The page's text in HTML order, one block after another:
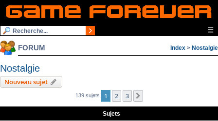
☰
FORUM Index > Nostalgie
Nostalgie
Nouveau sujet
139 sujets 1 2 3
Sujets